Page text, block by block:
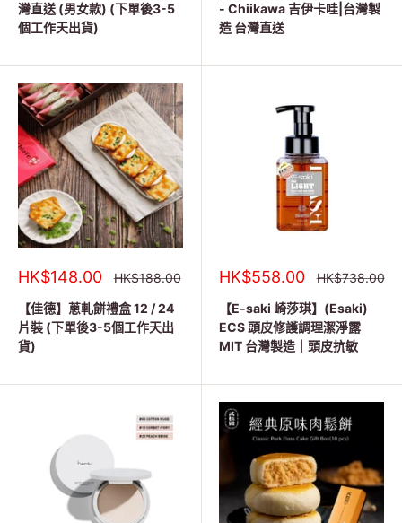
灣直送 (男女款) (下單後3-5
個工作天出貨)
- Chiikawa 吉伊卡哇|台灣製
造 台灣直送
銷
價
格
HK$148.00
正
價
格
HK$188.00
【佳德】蔥軋餅禮盒 12 / 24
片裝 (下單後3-5個工作天出
貨)
銷
價
格
HK$558.00
正
價
格
HK$738.00
【E-saki 崎莎琪】(Esaki)
ECS 頭皮修護調理潔淨露
MIT 台灣製造｜頭皮抗敏